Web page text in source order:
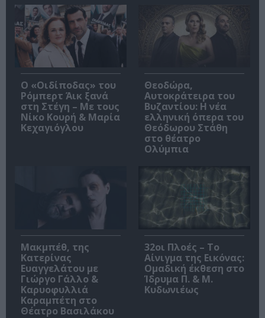
O «Οιδίποδας» του
Ρόμπερτ Άικ ξανά
στη Στέγη – Με τους
Νίκο Κουρή & Μαρία
Κεχαγιόγλου
Θεοδώρα,
Αυτοκράτειρα του
Βυζαντίου: Η νέα
ελληνική όπερα του
Θεόδωρου Στάθη
στο θέατρο
Ολύμπια
Μακμπέθ, της
Κατερίνας
Ευαγγελάτου με
Γιώργο Γάλλο &
Καρυοφυλλιά
Καραμπέτη στο
Θέατρο Βασιλάκου
32οι Πλοές – Το
Αίνιγμα της Εικόνας:
Ομαδική έκθεση στο
Ίδρυμα Π. & Μ.
Κυδωνιέως